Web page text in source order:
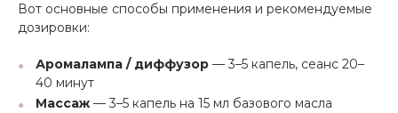
Вот основные способы применения и рекомендуемые
дозировки:
Аромалампа / диффузор — 3–5 капель, сеанс 20–
40 минут
Массаж — 3–5 капель на 15 мл базового масла